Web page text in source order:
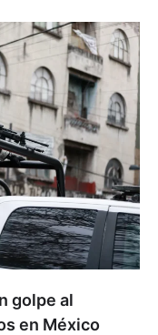
golpe al
en México